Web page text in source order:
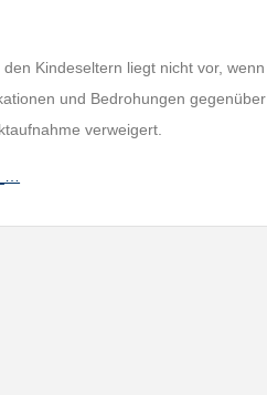
Kindeseltern liegt nicht vor, wenn
und Bedrohungen gegenüber
verweigert.